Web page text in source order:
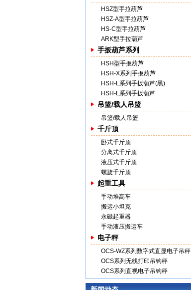
HSZ型手拉葫芦
HSZ-A型手拉葫芦
HS-C型手拉葫芦
ARK型手拉葫芦
手扳葫芦系列
HSH型手扳葫芦
HSH-X系列手扳葫芦
HSH-L系列手扳葫芦(黑)
HSH-L系列手扳葫芦
吊篮/载人吊篮
吊篮/载人吊篮
千斤顶
卧式千斤顶
分离式千斤顶
液压式千斤顶
螺旋千斤顶
起重工具
手动堆高车
搬运小坦克
永磁起重器
手动液压搬运车
电子秤
OCS-WZ系列数字式直显电子吊秤
OCS系列无线打印吊钩秤
OCS系列直视电子吊钩秤